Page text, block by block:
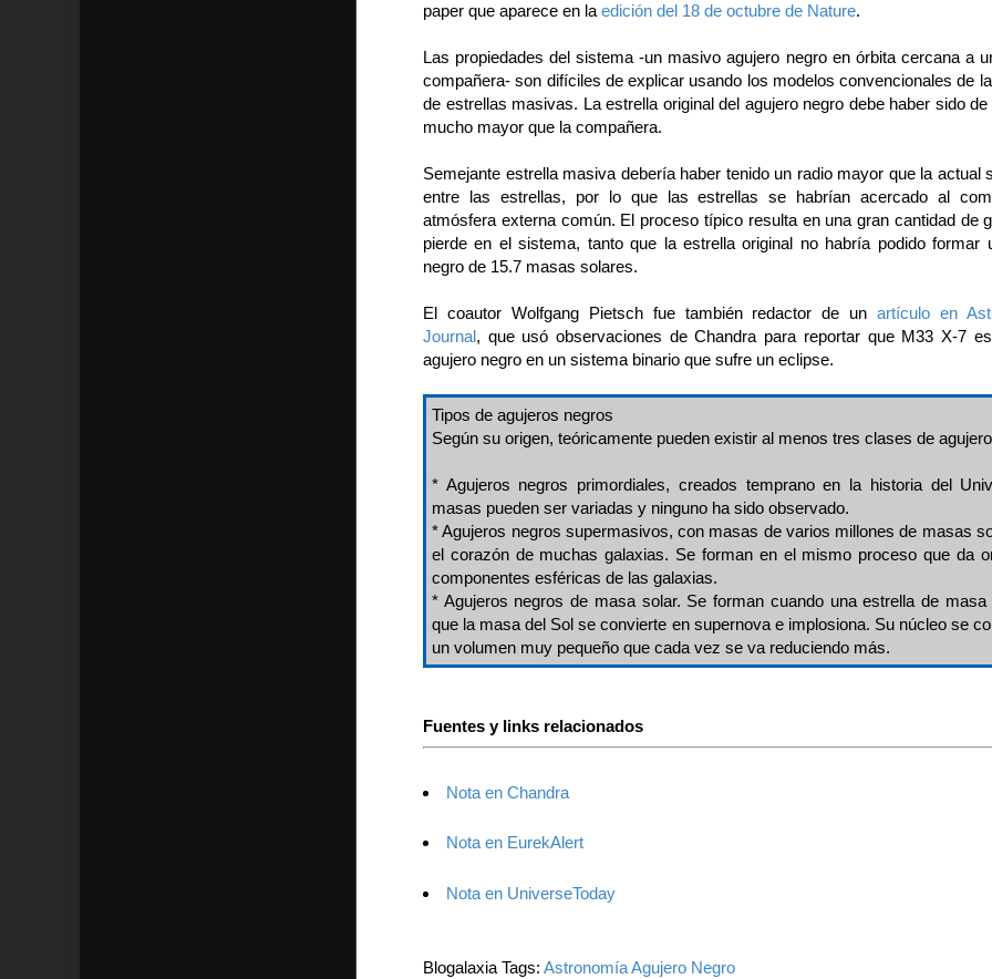
paper que aparece en la edición del 18 de octubre de Nature.
Las propiedades del sistema -un masivo agujero negro en órbita cercana a
compañera- son difíciles de explicar usando los modelos convencionales de
de estrellas masivas. La estrella original del agujero negro debe haber sido
mucho mayor que la compañera.
Semejante estrella masiva debería haber tenido un radio mayor que la actual
entre las estrellas, por lo que las estrellas se habrían acercado al
atmósfera externa común. El proceso típico resulta en una gran cantidad de
pierde en el sistema, tanto que la estrella original no habría podido formar
negro de 15.7 masas solares.
El coautor Wolfgang Pietsch fue también redactor de unartículo en
Journal, que usó observaciones de Chandra para reportar que M33 X-7
agujero negro en un sistema binario que sufre un eclipse.
Tipos de agujeros negros
Según su origen, teóricamente pueden existir al menos tres clases de
* Agujeros negros primordiales, creados temprano en la historia del
masas pueden ser variadas y ninguno ha sido observado.
* Agujeros negros supermasivos, con masas de varios millones de masas
el corazón de muchas galaxias. Se forman en el mismo proceso que da
componentes esféricas de las galaxias.
* Agujeros negros de masa solar. Se forman cuando una estrella de masa
que la masa del Sol se convierte en supernova e implosiona. Su núcleo se
un volumen muy pequeño que cada vez se va reduciendo más.
Fuentes y links relacionados
Nota en Chandra
Nota en EurekAlert
Nota en UniverseToday
Blogalaxia Tags: AstronomíaAgujero Negro